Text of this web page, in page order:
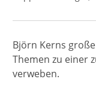
Björn Kerns
Themen zu einer
verweben.